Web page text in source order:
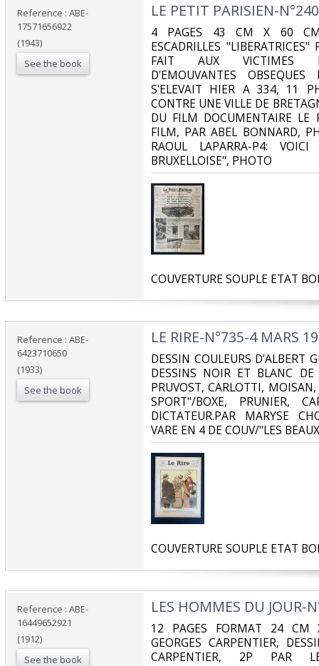
Reference : ABE-
17571656922
(1943)
See the book
‎LE PETIT PARISIEN-
‎4 PAGES 43 CM X 60 CM-
ESCADRILLES
FAIT AUX VICTIMES
D'EMOUVANTES
S'ELEVAIT HIER A 334, 11
CONTRE UNE VILLE DE
DU FILM DOCUMENTAIRE LE
FILM, PAR ABEL BONNARD,
RAOUL LAPARRA-P4:
BRUXELLOISE", PHOTO‎
‎COUVERTURE SOUPLE ETAT
Reference : ABE-
6423710650
(1933)
See the book
‎LE RIRE-N°735-4 MARS
‎DESSIN COULEURS D'ALBERT
DESSINS NOIR ET BLANC DE
PRUVOST, CARLOTTI,
SPORT"/BOXE, PRUNIER,
DICTATEUR.PAR MARYSE
VARE EN 4 DE COUV/"LES
‎COUVERTURE SOUPLE ETAT
Reference : ABE-
16449652921
(1912)
See the book
‎LES HOMMES DU JOUR-
‎12 PAGES FORMAT 24 CM
GEORGES CARPENTIER,
CARPENTIER, 2P PAR